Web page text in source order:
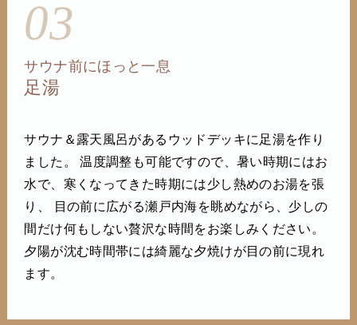
03
サウナ前にほっと一息
足湯
サウナ＆露天風呂があるウッドデッキに足湯を作り
ました。 温度調整も可能ですので、暑い時期にはお
水で、寒くなってきた時期には少し熱めのお湯を張
り、 目の前に広がる瀬戸内海を眺めながら、少しの
間だけ何もしない贅沢な時間をお楽しみください。
夕陽が沈む時間帯には綺麗な夕焼けが目の前に現れ
ます。